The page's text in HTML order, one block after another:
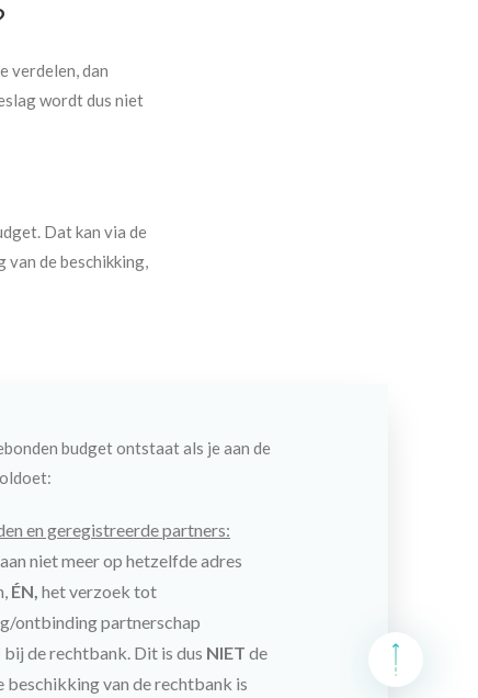
verdelen, dan
wordt dus niet
Dat kan via de
van de beschikking,
budget ontstaat als je aan de
en geregistreerde partners:
niet meer op hetzelfde adres
ÉN, het verzoek tot
ontbinding partnerschap
bij de rechtbank. Dit is dus NIET de
beschikking van de rechtbank is